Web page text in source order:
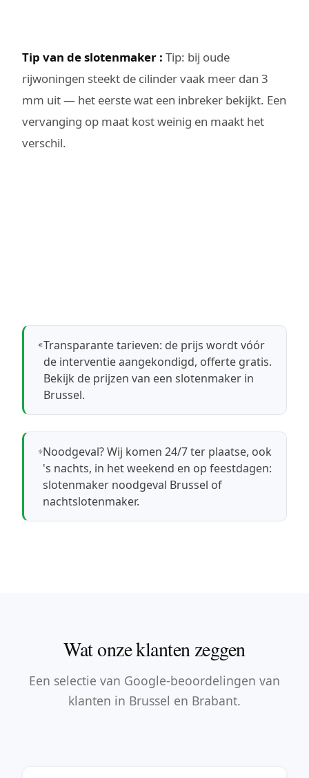
Tip van de slotenmaker : Tip: bij oude
rijwoningen steekt de cilinder vaak meer dan 3
mm uit — het eerste wat een inbreker bekijkt. Een
vervanging op maat kost weinig en maakt het
verschil.
Transparante tarieven: de prijs wordt vóór
de interventie aangekondigd, offerte gratis.
Bekijk de prijzen van een slotenmaker in
Brussel.
Noodgeval? Wij komen 24/7 ter plaatse, ook
's nachts, in het weekend en op feestdagen:
slotenmaker noodgeval Brussel of
nachtslotenmaker.
Wat onze klanten zeggen
Een selectie van Google-beoordelingen van
klanten in Brussel en Brabant.